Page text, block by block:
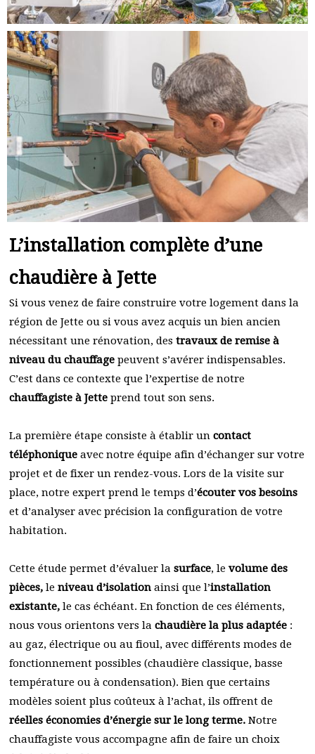
L’installation complète d’une
chaudière à Jette
Si vous venez de faire construire votre logement dans la
région de Jette ou si vous avez acquis un bien ancien
nécessitant une rénovation, des travaux de remise à
niveau du chauffage peuvent s’avérer indispensables.
C’est dans ce contexte que l’expertise de notre
chauffagiste à Jette prend tout son sens.
La première étape consiste à établir un contact
téléphonique avec notre équipe afin d’échanger sur votre
projet et de fixer un rendez-vous. Lors de la visite sur
place, notre expert prend le temps d’écouter vos besoins
et d’analyser avec précision la configuration de votre
habitation.
Cette étude permet d’évaluer la surface, le volume des
pièces, le niveau d’isolation ainsi que l’installation
existante, le cas échéant. En fonction de ces éléments,
nous vous orientons vers la chaudière la plus adaptée :
au gaz, électrique ou au fioul, avec différents modes de
fonctionnement possibles (chaudière classique, basse
température ou à condensation). Bien que certains
modèles soient plus coûteux à l’achat, ils offrent de
réelles économies d’énergie sur le long terme. Notre
chauffagiste vous accompagne afin de faire un choix